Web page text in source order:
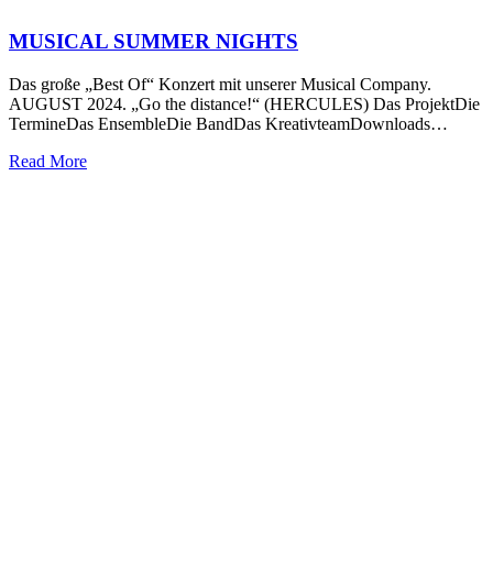
MUSICAL SUMMER NIGHTS
Das große „Best Of“ Konzert mit unserer Musical Company.
AUGUST 2024. „Go the distance!“ (HERCULES) Das ProjektDie
TermineDas EnsembleDie BandDas KreativteamDownloads…
Read More